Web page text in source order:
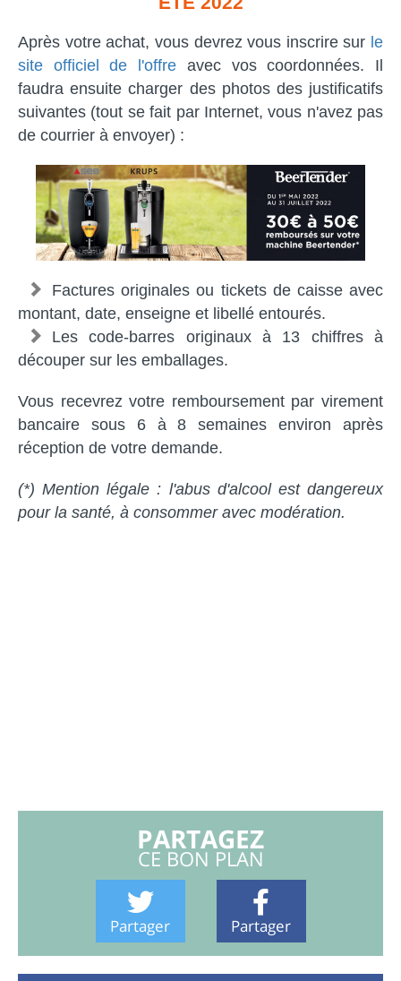
Après votre achat, vous devrez vous inscrire sur le
site officiel de l'offre avec vos coordonnées. Il
faudra ensuite charger des photos des justificatifs
suivantes (tout se fait par Internet, vous n'avez pas
de courrier à envoyer) :
Factures originales ou tickets de caisse avec
montant, date, enseigne et libellé entourés.
Les code-barres originaux à 13 chiffres à
découper sur les emballages.
Vous recevrez votre remboursement par virement
bancaire sous 6 à 8 semaines environ après
réception de votre demande.
(*) Mention légale : l'abus d'alcool est dangereux
pour la santé, à consommer avec modération.
PARTAGEZ
CE BON PLAN
Partager Partager